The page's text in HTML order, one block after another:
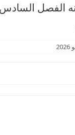
الفصل السادس